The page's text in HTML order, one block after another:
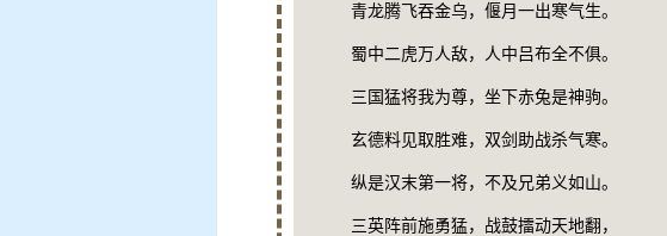
青龙腾飞吞金乌，偃月一出寒气生。
蜀中二虎万人敌，人中吕布全不俱。
三国猛将我为尊，坐下赤兔是神驹。
玄德料见取胜难，双剑助战杀气寒。
纵是汉末第一将，不及兄弟义如山。
三英阵前施勇猛，战鼓擂动天地翻，